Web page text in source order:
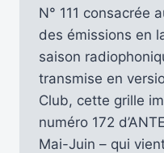
N° 111 consacrée
des émissions en
saison
transmise en
Club, cette grille
numéro 172
Mai-Juin – qui